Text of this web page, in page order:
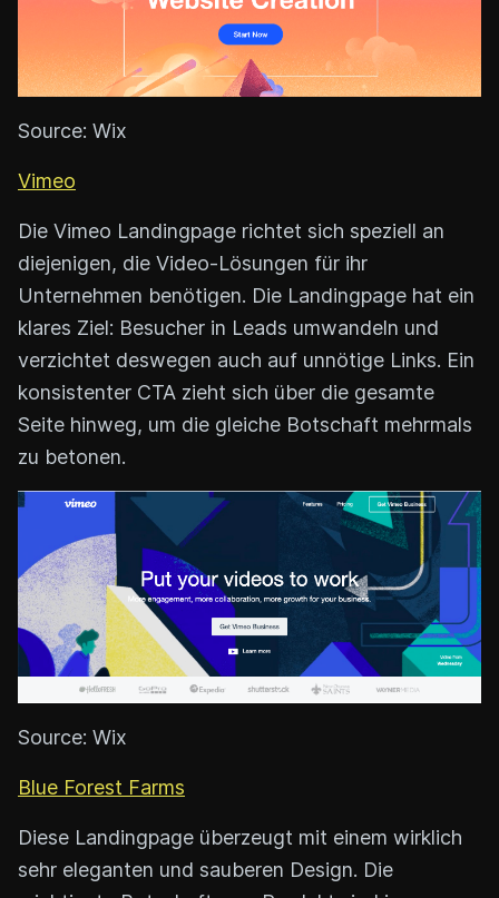
Source: Wix
Vimeo
Die Vimeo Landingpage richtet sich speziell an
diejenigen, die Video-Lösungen für ihr
Unternehmen benötigen. Die Landingpage hat ein
klares Ziel: Besucher in Leads umwandeln und
verzichtet deswegen auch auf unnötige Links. Ein
konsistenter CTA zieht sich über die gesamte
Seite hinweg, um die gleiche Botschaft mehrmals
zu betonen.
Source: Wix
Blue Forest Farms
Diese Landingpage überzeugt mit einem wirklich
sehr eleganten und sauberen Design. Die